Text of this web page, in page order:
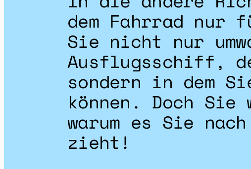
dem Fahrrad nur
Sie nicht nur
Ausflugsschiff,
sondern in dem
können. Doch
warum es Sie
zieht!